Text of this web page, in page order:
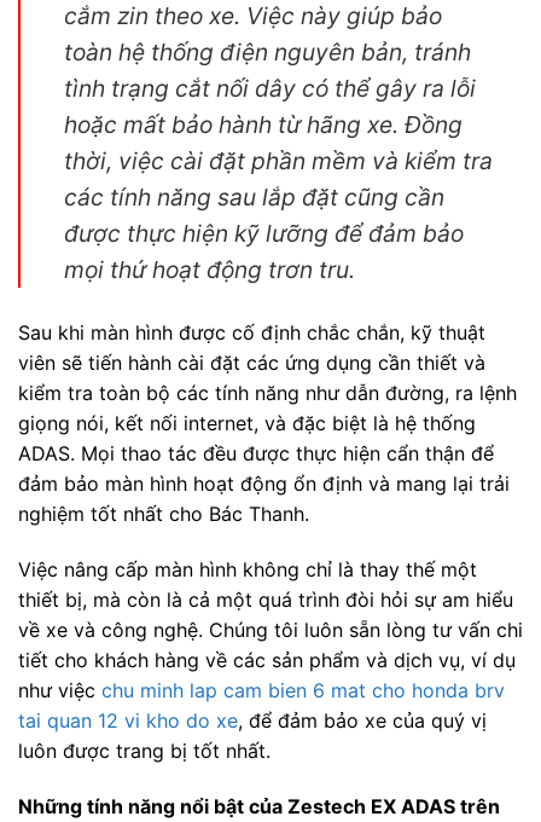
cắm zin theo xe. Việc này giúp bảo
toàn hệ thống điện nguyên bản, tránh
tình trạng cắt nối dây có thể gây ra lỗi
hoặc mất bảo hành từ hãng xe. Đồng
thời, việc cài đặt phần mềm và kiểm tra
các tính năng sau lắp đặt cũng cần
được thực hiện kỹ lưỡng để đảm bảo
mọi thứ hoạt động trơn tru.
Sau khi màn hình được cố định chắc chắn, kỹ thuật
viên sẽ tiến hành cài đặt các ứng dụng cần thiết và
kiểm tra toàn bộ các tính năng như dẫn đường, ra lệnh
giọng nói, kết nối internet, và đặc biệt là hệ thống
ADAS. Mọi thao tác đều được thực hiện cẩn thận để
đảm bảo màn hình hoạt động ổn định và mang lại trải
nghiệm tốt nhất cho Bác Thanh.
Việc nâng cấp màn hình không chỉ là thay thế một
thiết bị, mà còn là cả một quá trình đòi hỏi sự am hiểu
về xe và công nghệ. Chúng tôi luôn sẵn lòng tư vấn chi
tiết cho khách hàng về các sản phẩm và dịch vụ, ví dụ
như việc chu minh lap cam bien 6 mat cho honda brv
tai quan 12 vi kho do xe, để đảm bảo xe của quý vị
luôn được trang bị tốt nhất.
Những tính năng nổi bật của Zestech EX ADAS trên